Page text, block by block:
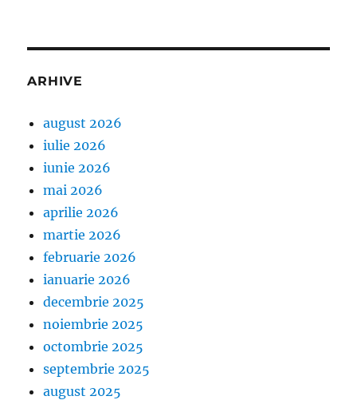
ARHIVE
august 2026
iulie 2026
iunie 2026
mai 2026
aprilie 2026
martie 2026
februarie 2026
ianuarie 2026
decembrie 2025
noiembrie 2025
octombrie 2025
septembrie 2025
august 2025